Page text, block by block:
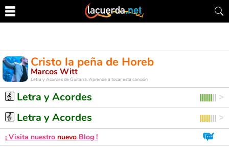
Cristo la peña de Horeb
Marcos Witt
Letra y Acordes de Guitarra. Aprende a tocar esta canción
Letra y Acordes
Letra y Acordes
¡ Visita nuestro nuevo Blog !